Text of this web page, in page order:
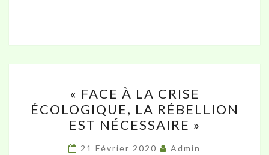
FACE
À
LA
CRISE
« FACE À LA CRISE
ÉCOLOGIQUE, LA RÉBELLION
EST NÉCESSAIRE »
21 Février 2020 Admin